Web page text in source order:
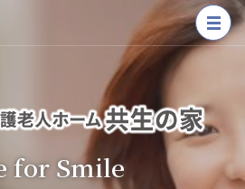
for Smile